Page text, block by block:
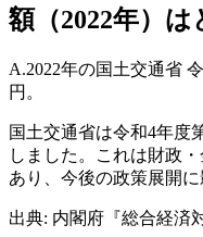
額（2022年）
A.2022年の国土交通省
円。
国土交通省は令和4年度
しました。これは財政
あり、今後の政策展開に
出典: 内閣府『総合経済